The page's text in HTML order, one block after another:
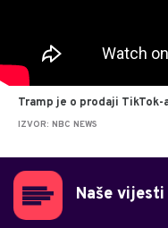
Tramp je o prodaji
IZVOR: NBC NEWS
Naše